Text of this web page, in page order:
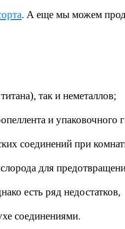
. А еще мы можем
так и неметаллов;
и упаковочного
соединений при
для
есть ряд недостатков,
соединениями.